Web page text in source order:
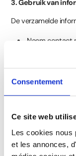
Consentement
Ce site web
Les cookies nous
et les annonces,
3. Gebruik van
De verzamelde
Neem contact
Om u de
4. Wettelijke basis
toestemming, die u
5. Koekjes